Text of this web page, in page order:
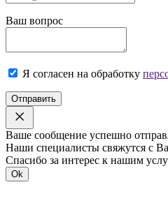
Ваш вопрос
Я согласен на обработку
Отправить
Ваше сообщение успешно
Наши специалисты свяжутся с
Спасибо за интерес к нашим
Ok